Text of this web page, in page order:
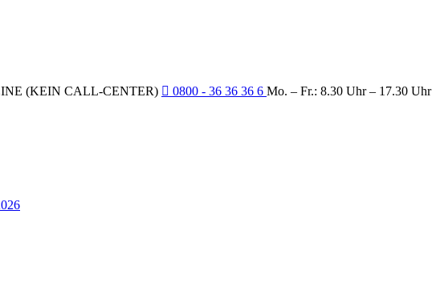
(KEIN CALL-CENTER) 0800 - 36 36 36 6 Mo. – Fr.: 8.30 Uhr – 17.30 Uhr